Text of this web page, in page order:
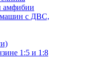
амфибии
машин с ДВС,
1:5 и 1:8